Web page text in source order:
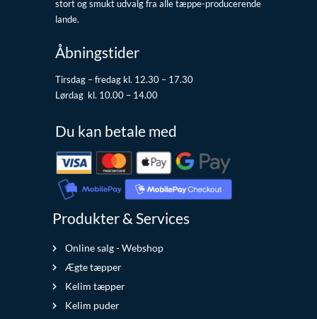
stort og smukt udvalg fra alle tæppe-producerende
lande.
Åbningstider
Tirsdag – fredag kl. 12.30 – 17.30
Lørdag kl. 10.00 – 14.00
Du kan betale med
Produkter & Services
Online salg - Webshop
Ægte tæpper
Kelim tæpper
Kelim puder